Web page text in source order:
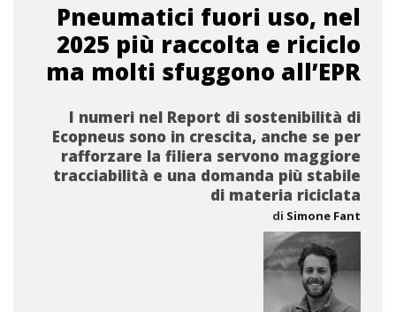
Pneumatici fuori uso, nel
2025 più raccolta e riciclo
ma molti sfuggono all’EPR
I numeri nel Report di sostenibilità di
Ecopneus sono in crescita, anche se per
rafforzare la filiera servono maggiore
tracciabilità e una domanda più stabile
di materia riciclata
di Simone Fant